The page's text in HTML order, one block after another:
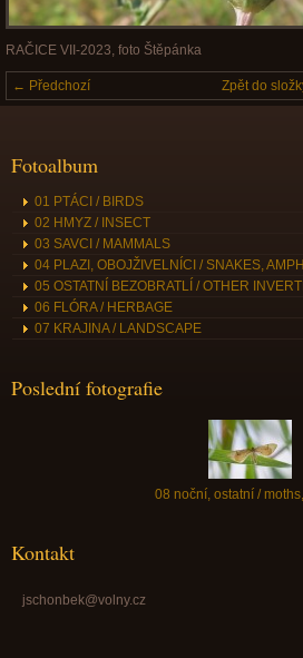
RAČICE VII-2023, foto Štěpánka
← Předchozí Zpět do
Fotoalbum
01 PTÁCI / BIRDS
02 HMYZ / INSECT
03 SAVCI / MAMMALS
04 PLAZI, OBOJŽIVELNÍCI / SNAKES,
05 OSTATNÍ BEZOBRATLÍ / OTHER
06 FLÓRA / HERBAGE
07 KRAJINA / LANDSCAPE
Poslední fotografie
08 noční, ostatní /
Kontakt
jschonbek@volny.cz